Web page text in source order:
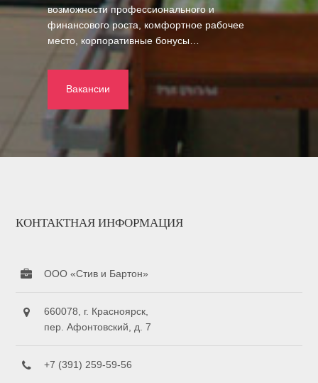
возможности профессионального и
финансового роста, комфортное рабочее
место, корпоративные бонусы…
Вакансии
КОНТАКТНАЯ ИНФОРМАЦИЯ
ООО «Стив и Бартон»
660078, г. Красноярск,
пер. Афонтовский, д. 7
+7 (391) 259-59-56